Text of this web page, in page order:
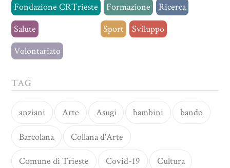
Fondazione CRTrieste
Formazione
Ricerca
Salute
Sport
Sviluppo
Volontariato
TAG
anziani Arte Asugi bambini bando
Barcolana Collana d'Arte
Comune di Trieste Covid-19 Cultura